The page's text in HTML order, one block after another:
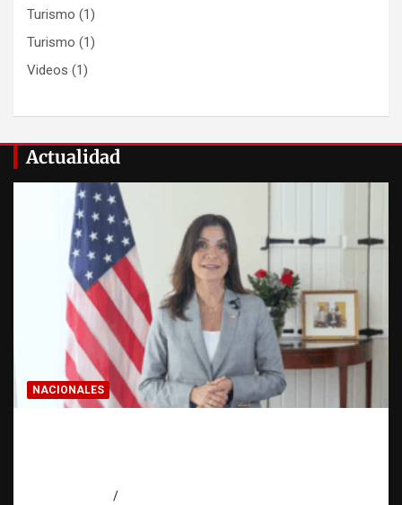
Turismo (1)
Turismo (1)
Videos (1)
Actualidad
NACIONALES